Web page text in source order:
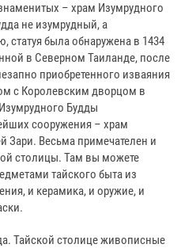
– храм Изумрудного
не изумрудный, а
была обнаружена в 1434
в Северном Таиланде, после
приобретенного изваяния
с Королевским дворцом в
Будды
сооружения – храм
Зари. Весьма примечателен и
столицы. Там вы можете
тайского быта из
и керамика, и оружие, и
Тайской столице живописные